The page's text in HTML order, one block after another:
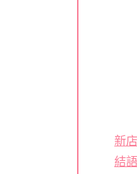
新
結語